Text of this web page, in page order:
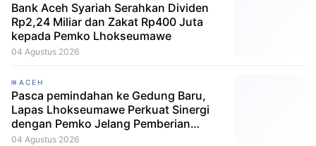
Bank Aceh Syariah Serahkan Dividen
Rp2,24 Miliar dan Zakat Rp400 Juta
kepada Pemko Lhokseumawe
04 Agustus 2026
ACEH
Pasca pemindahan ke Gedung Baru,
Lapas Lhokseumawe Perkuat Sinergi
dengan Pemko Jelang Pemberian
Remisi HUT RI
04 Agustus 2026